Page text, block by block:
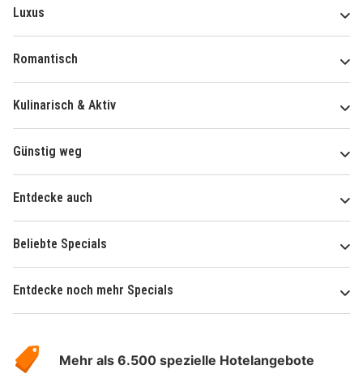
Luxus
Romantisch
Kulinarisch & Aktiv
Günstig weg
Entdecke auch
Beliebte Specials
Entdecke noch mehr Specials
Hotelspecials
Mehr als 6.500 spezielle Hotelangebote